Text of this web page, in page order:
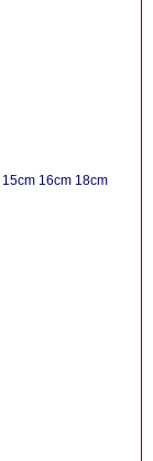
15cm 16cm 18cm